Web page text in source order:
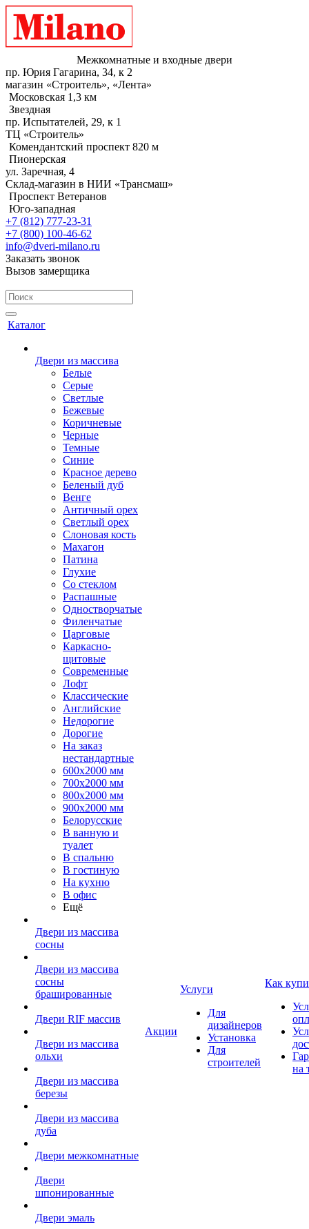
Межкомнатные и входные двери
пр. Юрия Гагарина, 34, к 2
магазин «Строитель», «Лента»
Московская 1,3 км
Звездная
пр. Испытателей, 29, к 1
ТЦ «Строитель»
Комендантский проспект 820 м
Пионерская
ул. Заречная, 4
Склад-магазин в НИИ «Трансмаш»
Проспект Ветеранов
Юго-западная
+7 (812) 777-23-31
+7 (800) 100-46-62
info@dveri-milano.ru
Заказать звонок
Вызов замерщика
Каталог
Двери из массива
Белые
Серые
Светлые
Бежевые
Коричневые
Черные
Темные
Синие
Красное дерево
Беленый дуб
Венге
Античный орех
Светлый орех
Слоновая кость
Махагон
Патина
Глухие
Со стеклом
Распашные
Одностворчатые
Филенчатые
Царговые
Каркасно-
щитовые
Современные
Лофт
Классические
Английские
Недорогие
Дорогие
На заказ
нестандартные
600х2000 мм
700х2000 мм
800х2000 мм
900х2000 мм
Белорусские
В ванную и
туалет
В спальню
В гостиную
На кухню
В офис
Ещё
Двери из массива
сосны
Двери из массива
сосны
брашированные
Двери RIF массив
Двери из массива
ольхи
Двери из массива
березы
Двери из массива
дуба
Двери межкомнатные
Двери
шпонированные
Двери эмаль
Акции
Услуги
Для
дизайнеров
Установка
Для
строителей
Как
на